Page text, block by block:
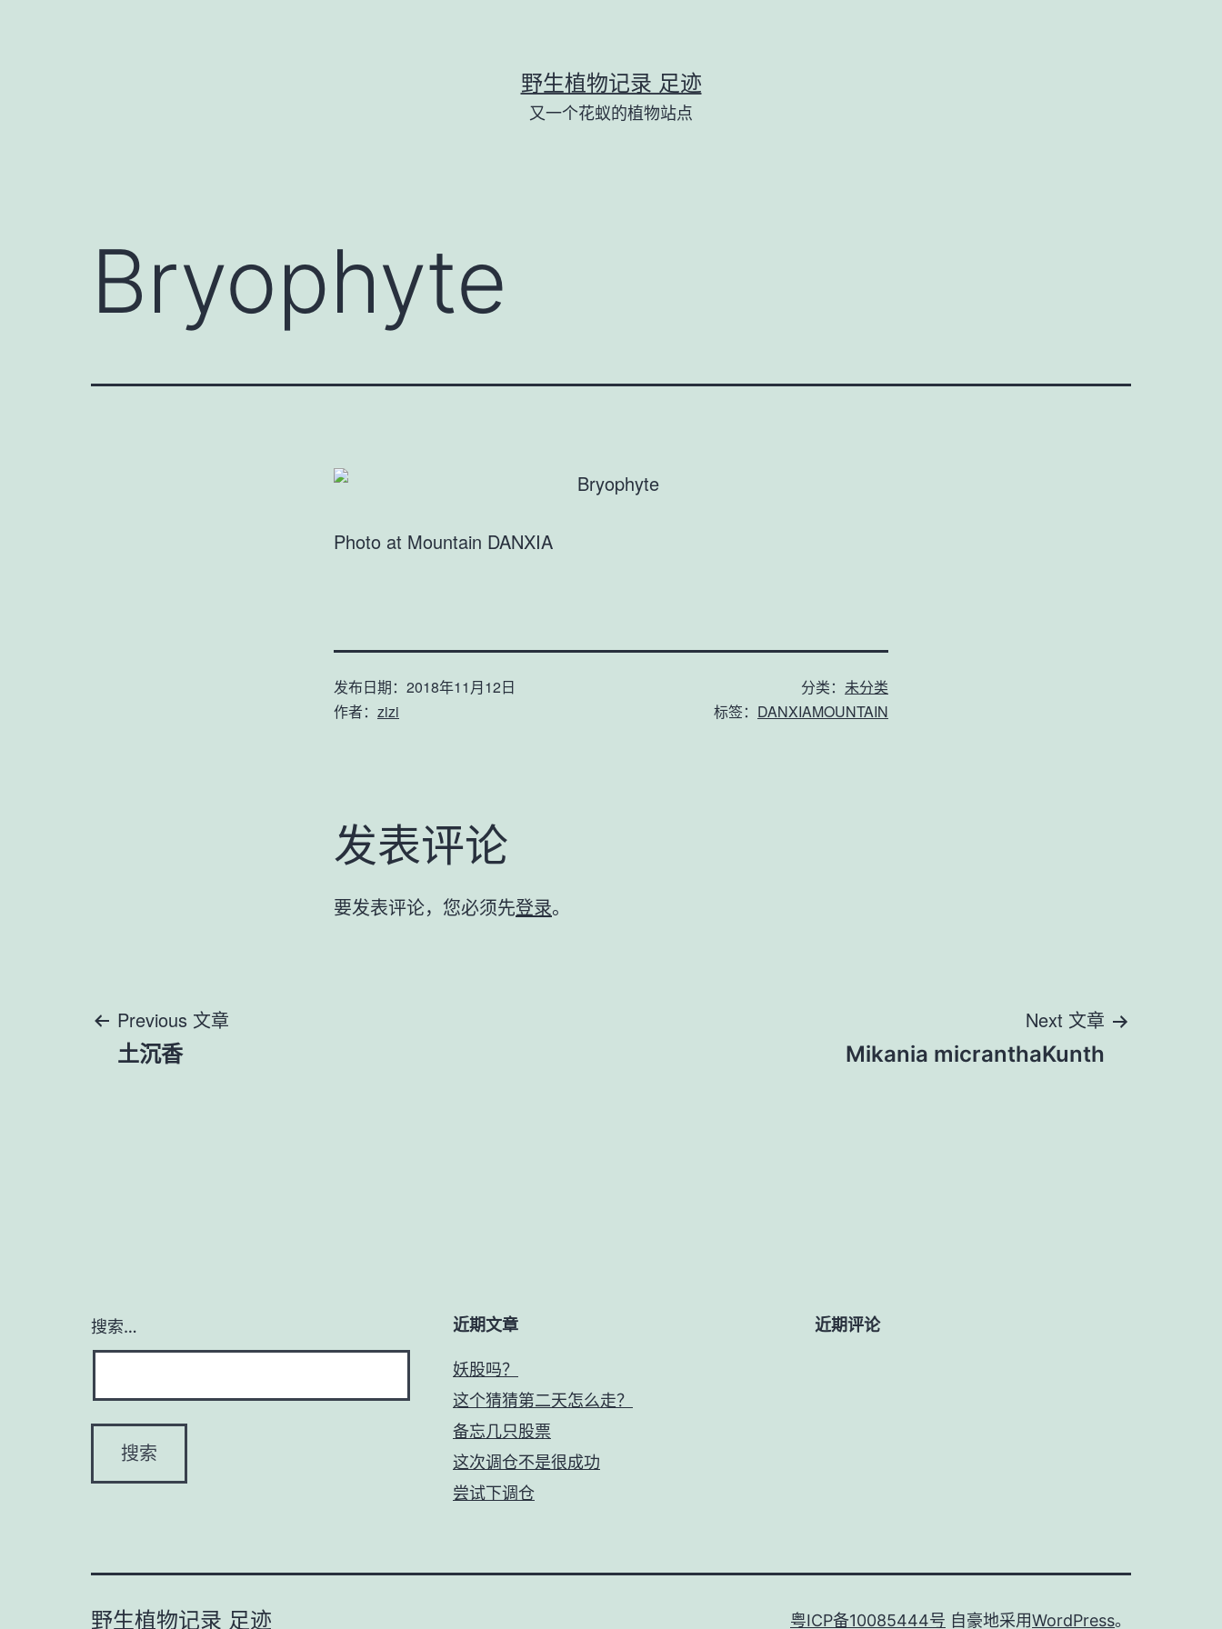
野生植物记录 足迹
又一个花蚁的植物站点
Bryophyte
Photo at Mountain DANXIA
发布日期： 2018年11月12日
作者： zizi
分类： 未分类
标签： DANXIAMOUNTAIN
发表评论
要发表评论，您必须先登录。
文Previous 文章
土沉香
Next 文章
Mikania micranthaKunth
搜索… 近期文章
妖股吗？
这个猜猜第二天怎么走？
备忘几只股票
这次调仓不是很成功
尝试下调仓
近期评论
野生植物记录 足迹 粤ICP备10085444号 自豪地采用WordPress。